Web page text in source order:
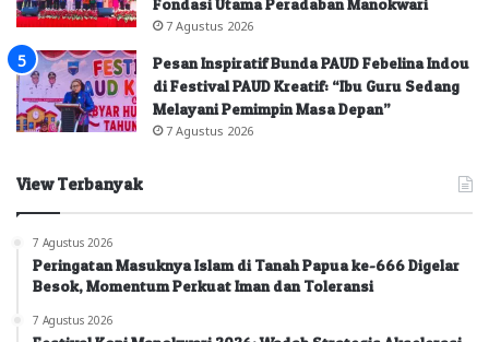
Fondasi Utama Peradaban Manokwari
7 Agustus 2026
Pesan Inspiratif Bunda PAUD Febelina Indou
di Festival PAUD Kreatif: “Ibu Guru Sedang
Melayani Pemimpin Masa Depan”
7 Agustus 2026
View Terbanyak
7 Agustus 2026
Peringatan Masuknya Islam di Tanah Papua ke-666 Digelar
Besok, Momentum Perkuat Iman dan Toleransi
7 Agustus 2026